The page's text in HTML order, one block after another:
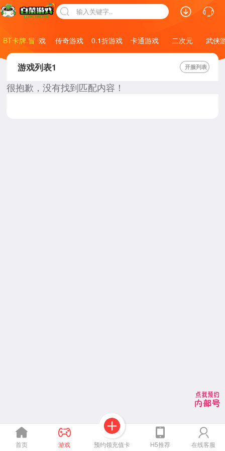
首页 游戏 预约领充值卡 H5推荐 在线客服
输入关键字..
BT卡牌.冒
险
仙侠游戏 传奇游戏 0.1折游戏 卡通游戏 二次元 武侠游戏
游戏列表1 开服列表
很抱歉，没有找到匹配内容！